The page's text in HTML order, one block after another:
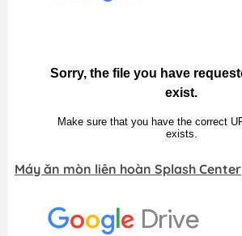
Máy ăn mòn liên hoàn Splash Center